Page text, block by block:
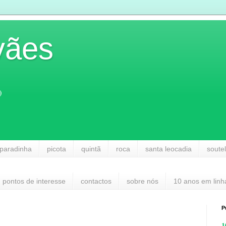
picota quintã roca santa leocadia
pontos de interesse contactos sobre nós 10 anos em